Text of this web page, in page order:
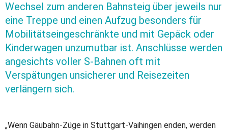
Wechsel zum anderen Bahnsteig über jeweils nur
eine Treppe und einen Aufzug besonders für
Mobilitätseingeschränkte und mit Gepäck oder
Kinderwagen unzumutbar ist. Anschlüsse werden
angesichts voller S-Bahnen oft mit
Verspätungen unsicherer und Reisezeiten
verlängern sich.
„Wenn Gäubahn-Züge in Stuttgart-Vaihingen enden, werden